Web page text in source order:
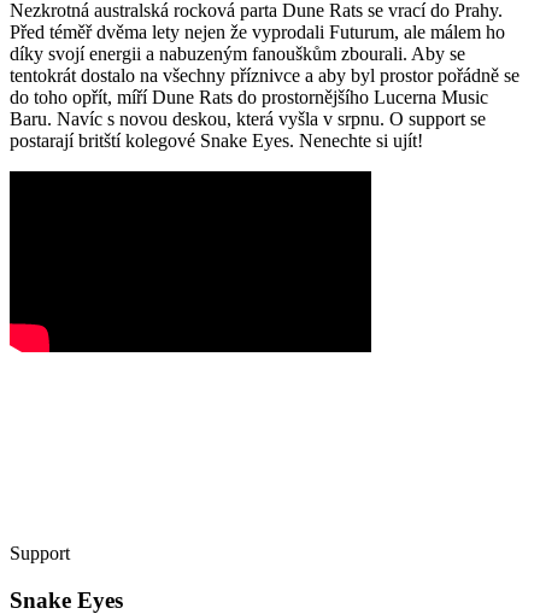
Nezkrotná australská rocková parta Dune Rats se vrací do Prahy.
Před téměř dvěma lety nejen že vyprodali Futurum, ale málem ho
díky svojí energii a nabuzeným fanouškům zbourali. Aby se
tentokrát dostalo na všechny příznivce a aby byl prostor pořádně se
do toho opřít, míří Dune Rats do prostornějšího Lucerna Music
Baru. Navíc s novou deskou, která vyšla v srpnu. O support se
postarají britští kolegové Snake Eyes. Nenechte si ujít!
Support
Snake Eyes